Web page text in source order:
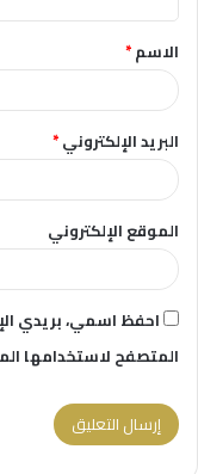
ق
*الاسم*
البريد الإلكتروني*
الموقع الإلكتروني
احفظ اسمي، بريدي
المتصفح لاستخدامها